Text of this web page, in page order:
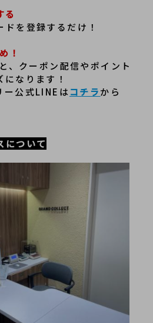
る
を登録するだけ！
！
、クーポン配信やポイント
なります！
ー公式LINEはコチラから
について